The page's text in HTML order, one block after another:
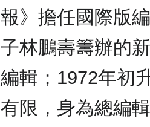
報》擔任國際版
子林鵬壽籌辦的
編輯；1972年初
有限，身為總編